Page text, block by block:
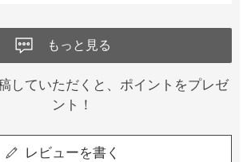
もっと見る
していただくと、ポイントをプレゼ
ント！
レビューを書く